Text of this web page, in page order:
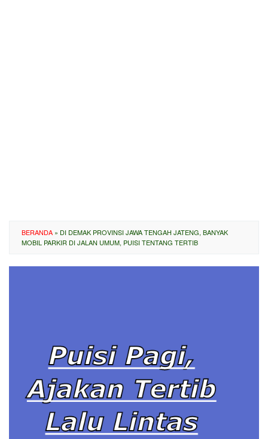
BERANDA » DI DEMAK PROVINSI JAWA TENGAH JATENG, BANYAK
MOBIL PARKIR DI JALAN UMUM, PUISI TENTANG TERTIB